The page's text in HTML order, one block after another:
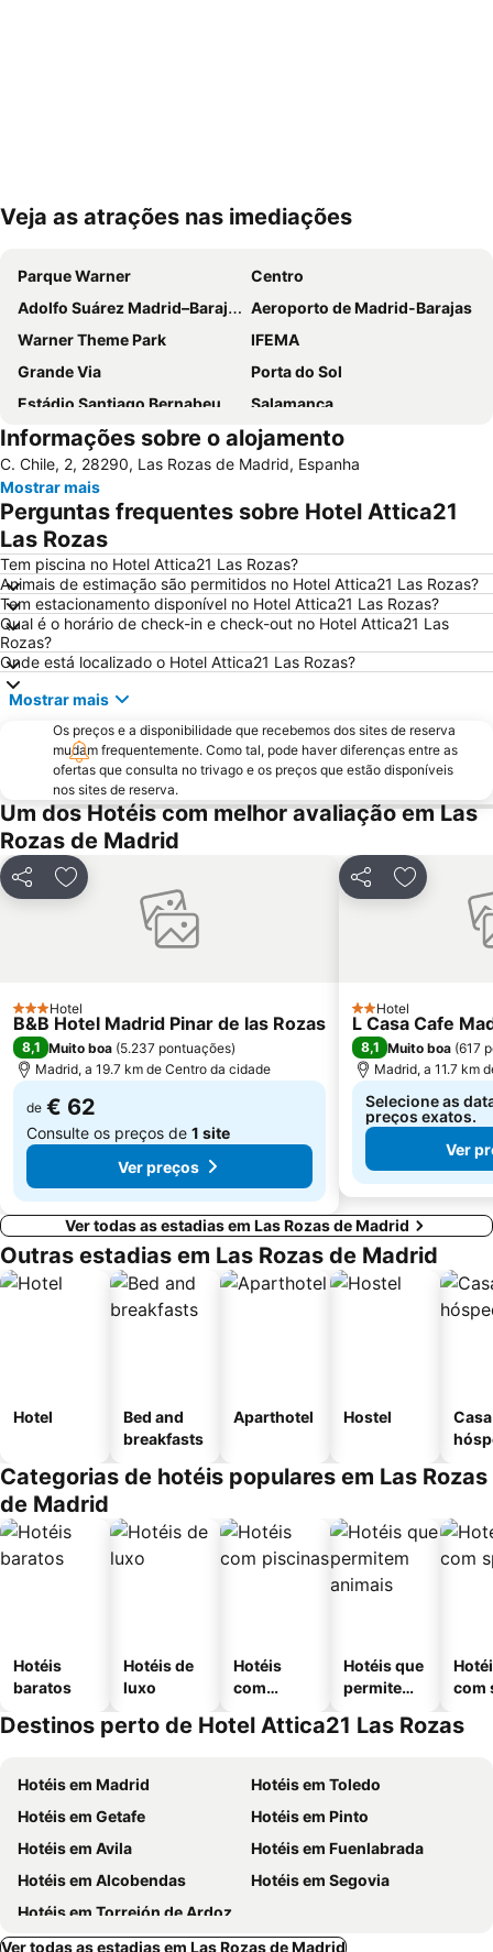
Ampliar mapa
Veja as atrações nas imediações
Parque Warner
Centro
Adolfo Suárez Madrid–Barajas Airport
Aeroporto de Madrid-Barajas
Warner Theme Park
IFEMA
Grande Via
Porta do Sol
Estádio Santiago Bernabeu
Salamanca
Atocha
Estación Sur
Estadio Metropolitano Metro Station
Barajas
Metropolitano Metro Station
Chamartín
Estação de Atocha
De Chueca
Madrid
Madrid Arena
Parque de Atracciones de Madrid
Parque Retiro
Palacio de Vistalegre
Caja Mágica
Museu Nacional do Prado
Chamberí
Casino Gran Vía
Calle Serrano
Praça da Espanha
San Blas
Praça de touros das Ventas
Atocha Metro Station
Sol
Carabanchel
Gran Vía Metro Station
Metropolitano Club Deportivo
Sol Metro Station
Praça da Cibeles
Centro Comercial Gran Vía de Hortaleza
Santiago Bernabéu Metro Station
Informações sobre o alojamento
C. Chile, 2, 28290, Las Rozas de Madrid, Espanha
Mostrar mais
Perguntas frequentes sobre Hotel Attica21
Las Rozas
Tem piscina no Hotel Attica21 Las Rozas?
Animais de estimação são permitidos no Hotel Attica21 Las Rozas?
Tem estacionamento disponível no Hotel Attica21 Las Rozas?
Qual é o horário de check-in e check-out no Hotel Attica21 Las
Rozas?
Onde está localizado o Hotel Attica21 Las Rozas?
Mostrar mais
Os preços e a disponibilidade que recebemos dos sites de reserva
mudam frequentemente. Como tal, pode haver diferenças entre as
ofertas que consulta no trivago e os preços que estão disponíveis
nos sites de reserva.
Um dos Hotéis com melhor avaliação em Las
Rozas de Madrid
PartilharAdicionar aos favoritos
3 Estrelas
Hotel
B&B Hotel Madrid Pinar de las Rozas
8,1 Muito boa (5.237 pontuações)
Madrid, a 19.7 km de Centro da cidade
de € 62
Consulte os preços de 1 site
Ver preços
PartilharAdicionar
2 Estrelas
Hotel
L Casa Cafe
8,1 Muito boa (617
Madrid, a 11.7 km
Selecione as
preços exatos.
Ver
Ver todas as estadias em Las Rozas de Madrid
Outras estadias em Las Rozas de Madrid
Hotel
Bed and
breakfasts
Aparthotel Hostel
Categorias de hotéis populares em Las Rozas
de Madrid
Hotéis
baratos
Hotéis de
luxo
Hotéis
com
Hotéis que
permitem
com
Destinos perto de Hotel Attica21 Las Rozas
Hotéis em Madrid
Hotéis em Toledo
Hotéis em Getafe
Hotéis em Pinto
Hotéis em Avila
Hotéis em Fuenlabrada
Hotéis em Alcobendas
Hotéis em Segovia
Hotéis em Torrejón de Ardoz
Ver todas as estadias em Las Rozas de Madrid